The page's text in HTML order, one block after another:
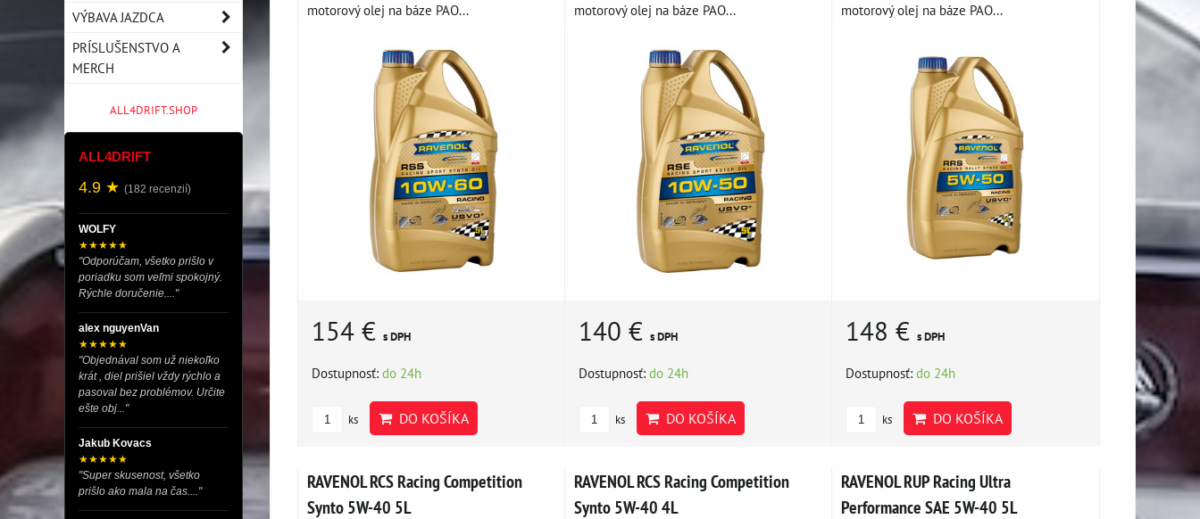
motorový olej na báze PAO...
154 € s DPH
Dostupnosť: do 24h
ks DO KOŠÍKA
motorový olej na báze PAO...
140 € s DPH
Dostupnosť: do 24h
ks DO KOŠÍKA
motorový olej na báze PAO...
148 €s DPH
Dostupnosť:do 24h
ks DO KOŠÍKA
RAVENOL RCS Racing Competition
Synto 5W-40 5L
RAVENOL RCS Racing Competition
Synto 5W-40 4L
RAVENOL RUP Racing Ultra
Performance SAE 5W-40 5L
VÝBAVA JAZDCA
PRÍSLUŠENSTVO A
MERCH
ALL4DRIFT.SHOP
ALL4DRIFT
4.9 ★ (182 recenzií)
WOLFY
★★★★★
"Odporúčam, všetko prišlo v
poriadku som veľmi spokojný.
Rýchle doručenie...."
alex nguyenVan
★★★★★
"Objednával som už niekoľko
krát , diel prišiel vždy rýchlo a
pasoval bez problémov. Určite
ešte obj..."
Jakub Kovacs
★★★★★
"Super skusenost, všetko
prišlo ako mala na čas...."